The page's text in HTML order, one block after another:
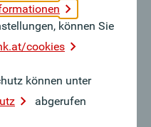
können Sie
cookies
können unter
abgerufen